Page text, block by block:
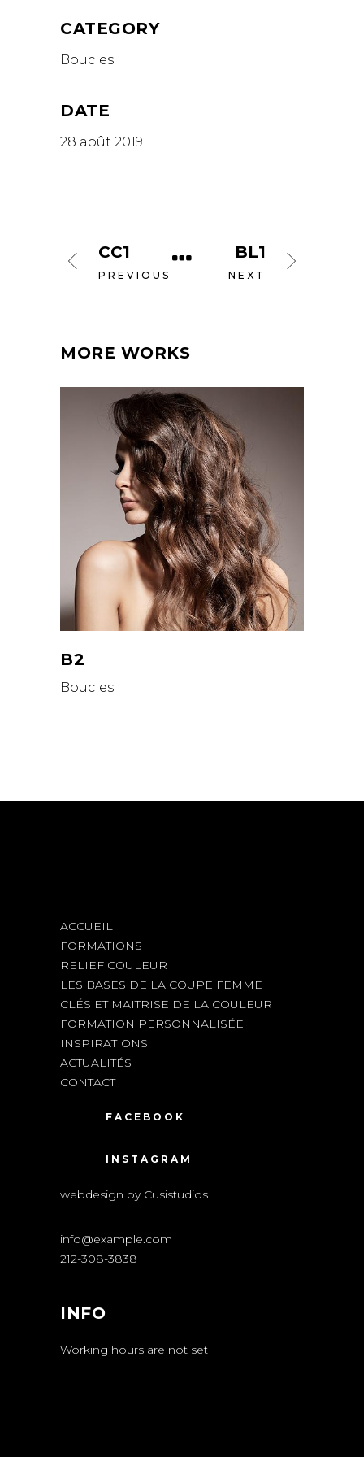
CATEGORY
Boucles
DATE
28 août 2019
CC1
PREVIOUS
BL1
NEXT
MORE WORKS
B2
Boucles
ACCUEIL
FORMATIONS
RELIEF COULEUR
LES BASES DE LA COUPE FEMME
CLÉS ET MAITRISE DE LA COULEUR
FORMATION PERSONNALISÉE
INSPIRATIONS
ACTUALITÉS
CONTACT
FACEBOOK
INSTAGRAM
webdesign by Cusistudios
info@example.com
212-308-3838
INFO
Working hours are not set